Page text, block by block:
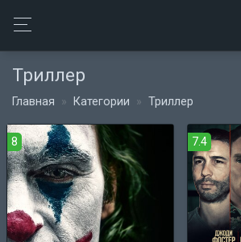
Триллер
Главная Категории Триллер
8 7.4